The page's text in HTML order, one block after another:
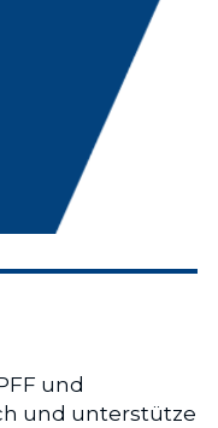
und
und unterstütze